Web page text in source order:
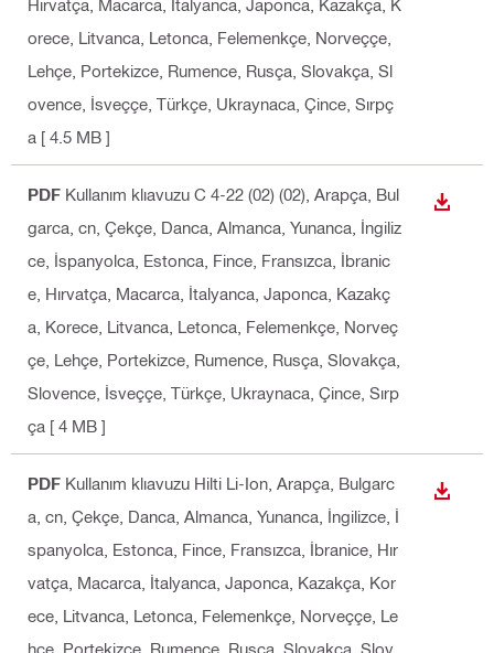
Hırvatça, Macarca, İtalyanca, Japonca, Kazakça, K
orece, Litvanca, Letonca, Felemenkçe, Norveççe,
Lehçe, Portekizce, Rumence, Rusça, Slovakça, Sl
ovence, İsveççe, Türkçe, Ukraynaca, Çince, Sırpç
a [ 4.5 MB ]
PDF Kullanım klıavuzu C 4-22 (02) (02) , Arapça, Bul
garca, cn, Çekçe, Danca, Almanca, Yunanca, İngiliz
ce, İspanyolca, Estonca, Fince, Fransızca, İbranic
e, Hırvatça, Macarca, İtalyanca, Japonca, Kazakç
a, Korece, Litvanca, Letonca, Felemenkçe, Norveç
çe, Lehçe, Portekizce, Rumence, Rusça, Slovakça,
Slovence, İsveççe, Türkçe, Ukraynaca, Çince, Sırp
ça [ 4 MB ]
İNDIR
PDF Kullanım klıavuzu Hilti Li-Ion , Arapça, Bulgarc
a, cn, Çekçe, Danca, Almanca, Yunanca, İngilizce, İ
spanyolca, Estonca, Fince, Fransızca, İbranice, Hır
vatça, Macarca, İtalyanca, Japonca, Kazakça, Kor
ece, Litvanca, Letonca, Felemenkçe, Norveççe, Le
hçe, Portekizce, Rumence, Rusça, Slovakça, Slov
İNDIR